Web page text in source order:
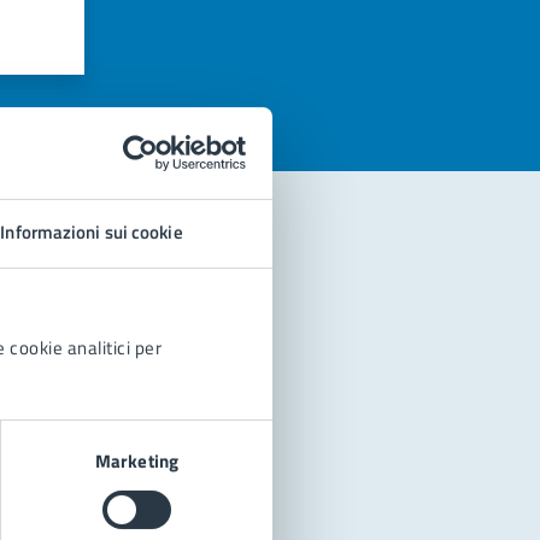
Informazioni sui cookie
cookie analitici per
Marketing